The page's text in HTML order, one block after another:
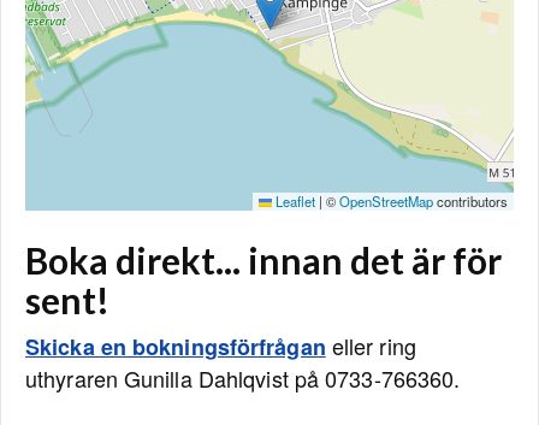
Leaflet | ©OpenStreetMapcontributors
Boka direkt... innan det är för
sent!
Skicka en bokningsförfrågan eller ring
uthyraren Gunilla Dahlqvist på 0733-766360.